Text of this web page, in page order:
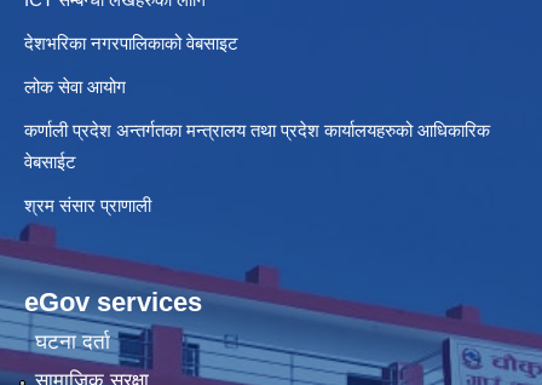
देशभरिका नगरपालिकाको वेबसाइट
लोक सेवा आयोग
कर्णाली प्रदेश अन्तर्गतका मन्त्रालय तथा प्रदेश कार्यालयहरुको आधिकारिक
वेबसाईट
श्रम संसार प्राणाली
eGov services
घटना दर्ता
सामाजिक सुरक्षा